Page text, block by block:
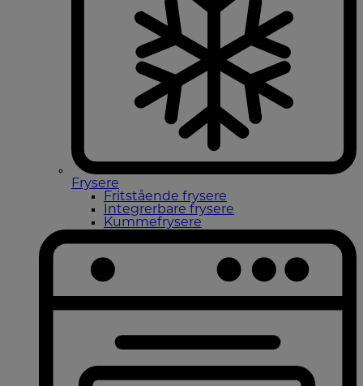
Frysere
Fritstående frysere
Integrerbare frysere
Kummefrysere